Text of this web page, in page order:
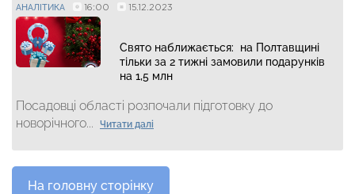
АНАЛІТИКА 16:00 15.12.2023
Свято наближається: на Полтавщині
тільки за 2 тижні замовили подарунків
на 1,5 млн
Посадовці області розпочали підготовку до
новорічного...
Читати далі
На головну сторінку